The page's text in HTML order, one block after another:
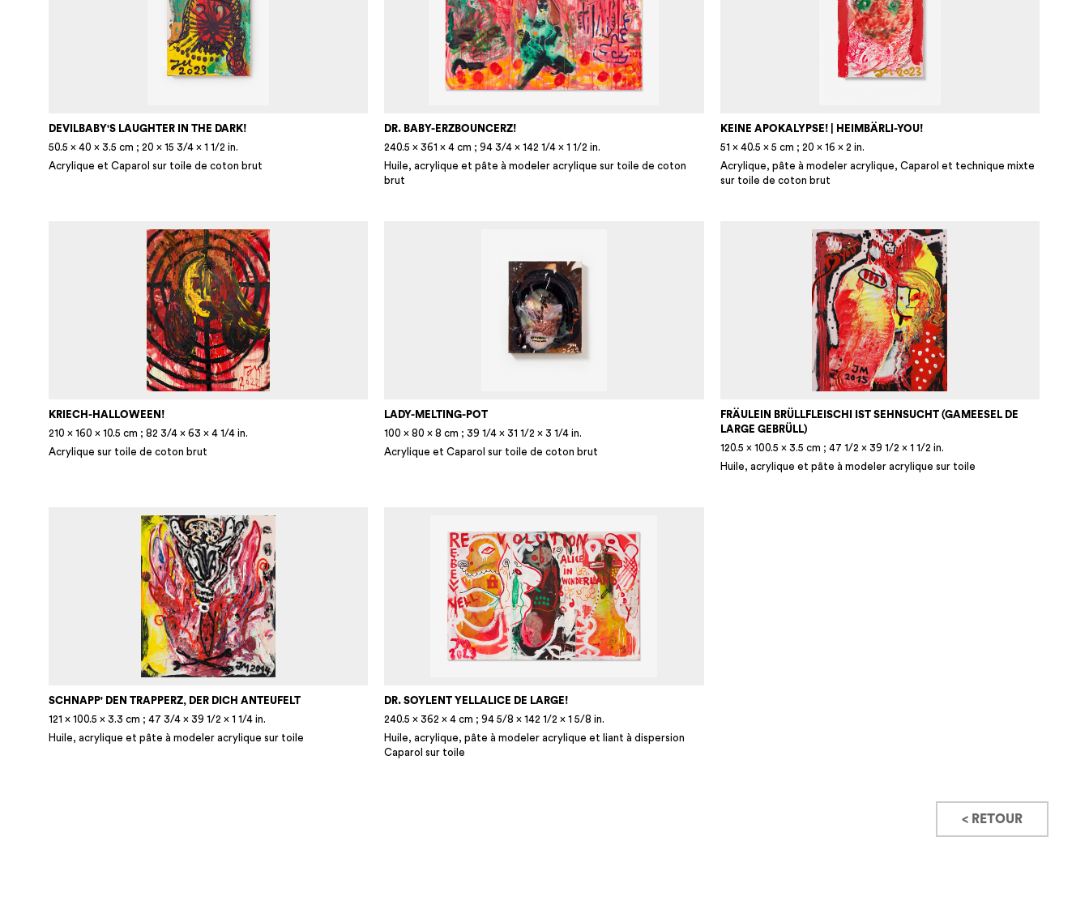
DEVILBABY'S LAUGHTER IN THE DARK!
50.5 × 40 × 3.5 cm ; 20 × 15 3/4 × 1 1/2 in.
Acrylique et Caparol sur toile de coton brut
DR. BABY-ERZBOUNCERZ!
240.5 × 361 × 4 cm ; 94 3/4 × 142 1/4 × 1 1/2 in.
Huile, acrylique et pâte à modeler acrylique sur toile de coton
brut
KEINE APOKALYPSE! | HEIMBÄRLI-YOU!
51 × 40.5 × 5 cm ; 20 × 16 × 2 in.
Acrylique, pâte à modeler acrylique, Caparol et technique mixte
sur toile de coton brut
KRIECH-HALLOWEEN!
210 × 160 × 10.5 cm ; 82 3/4 × 63 × 4 1/4 in.
Acrylique sur toile de coton brut
LADY-MELTING-POT
100 × 80 × 8 cm ; 39 1/4 × 31 1/2 × 3 1/4 in.
Acrylique et Caparol sur toile de coton brut
FRÄULEIN BRÜLLFLEISCHI IST SEHNSUCHT (GAMEESEL DE
LARGE GEBRÜLL)
120.5 × 100.5 × 3.5 cm ; 47 1/2 × 39 1/2 × 1 1/2 in.
Huile, acrylique et pâte à modeler acrylique sur toile
SCHNAPP' DEN TRAPPERZ, DER DICH ANTEUFELT
121 × 100.5 × 3.3 cm ; 47 3/4 × 39 1/2 × 1 1/4 in.
Huile, acrylique et pâte à modeler acrylique sur toile
DR. SOYLENT YELLALICE DE LARGE!
240.5 × 362 × 4 cm ; 94 5/8 × 142 1/2 × 1 5/8 in.
Huile, acrylique, pâte à modeler acrylique et liant à dispersion
Caparol sur toile
< RETOUR